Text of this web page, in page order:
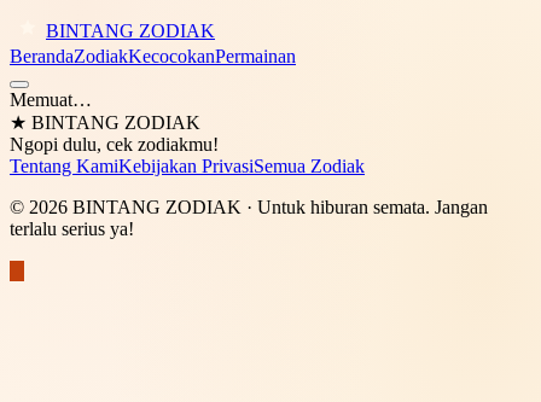
BINTANG ZODIAK
BerandaZodiakKecocokanPermainan
Memuat…
★ BINTANG ZODIAK
Ngopi dulu, cek zodiakmu!
Tentang KamiKebijakan PrivasiSemua Zodiak
© 2026 BINTANG ZODIAK · Untuk hiburan semata. Jangan
terlalu serius ya!